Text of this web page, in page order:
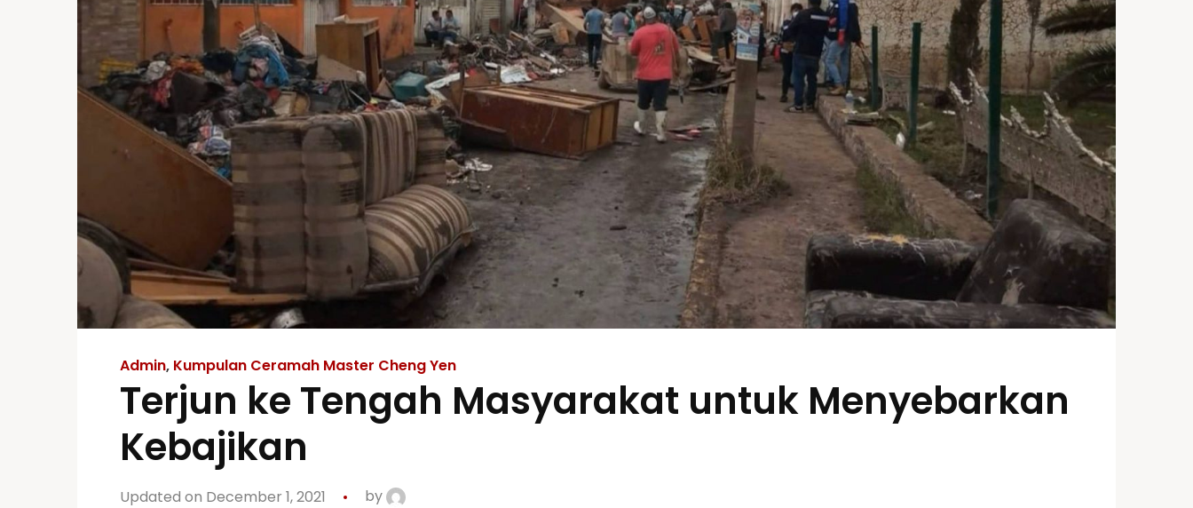
Admin, Kumpulan Ceramah Master Cheng Yen
Terjun ke Tengah Masyarakat untuk Menyebarkan
Kebajikan
Updated on December 1, 2021 by